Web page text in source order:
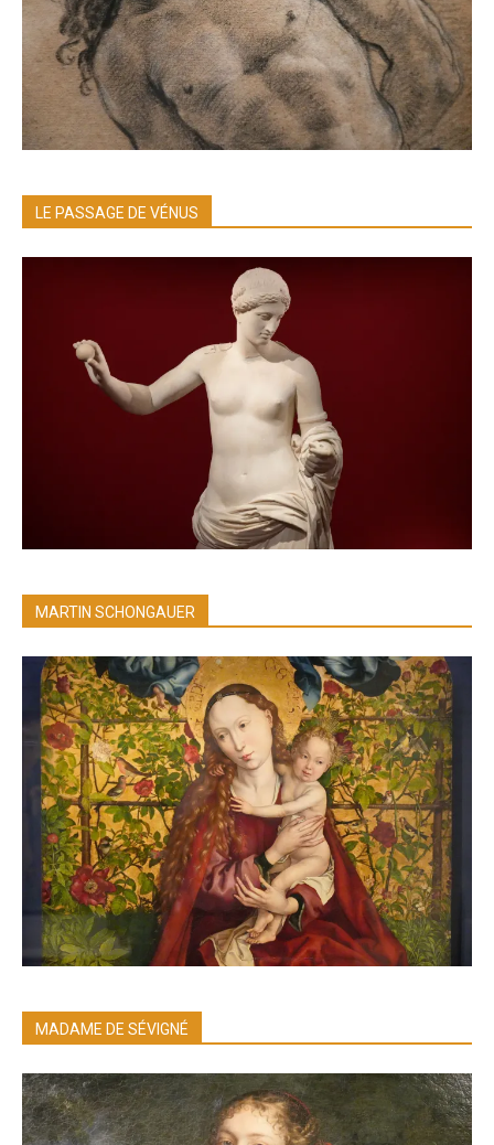
LE PASSAGE DE VÉNUS
MARTIN SCHONGAUER
MADAME DE SÉVIGNÉ